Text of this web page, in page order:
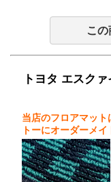
こ
トヨタ エスク
当店のフロアマット
トーにオーダーメ